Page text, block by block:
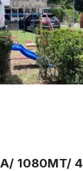
1080MT/ 4